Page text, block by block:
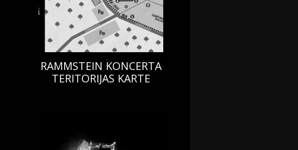
RAMMSTEIN KONCERTA
TERITORIJAS KARTE